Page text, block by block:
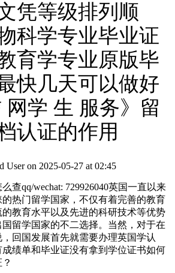
凭等级排列顺
科学专业毕业证
育学专业原版毕
快几天可以做好
网学 生 服务》留
认证的作用
User on 2025-05-27 at 02:45
查qq/wechat: 729926040英国一直以来
热门留学国家，不仅有着完善的教育
教育水平以及先进的科研技术等优势
留学国家的不二选择。当然，对于在
回国发展首先就需要办理英国学认
绩单和毕业证没有拿到学位证书如何